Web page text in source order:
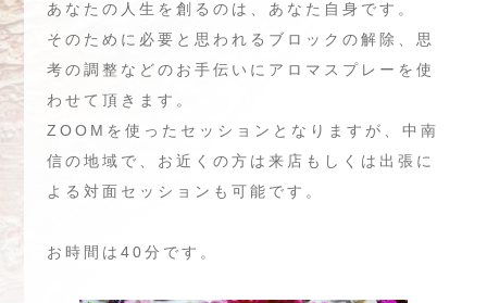
あなたの人生を創るのは、あなた自身です。
そのために必要と思われるブロックの解除、思
考の調整などのお手伝いにアロマスプレーを使
わせて頂きます。
ZOOMを使ったセッションとなりますが、中南
信の地域で、お近くの方は来店もしくは出張に
よる対面セッションも可能です。
お時間は40分です。